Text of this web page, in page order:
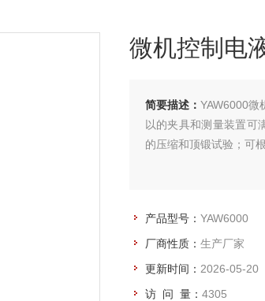
微机控制电
简要描述： YAW6000微
以的夹具和测量装置可
的压缩和顶锻试验；可
产品型号： YAW6000
厂商性质： 生产厂家
更新时间： 2026-05-20
访 问 量： 4305